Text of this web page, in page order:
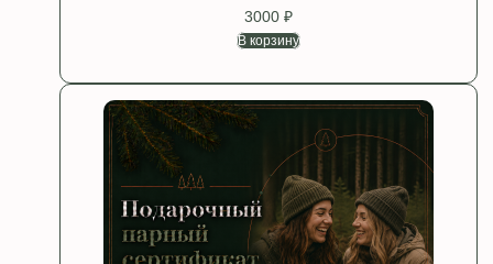
3000 ₽
В корзину